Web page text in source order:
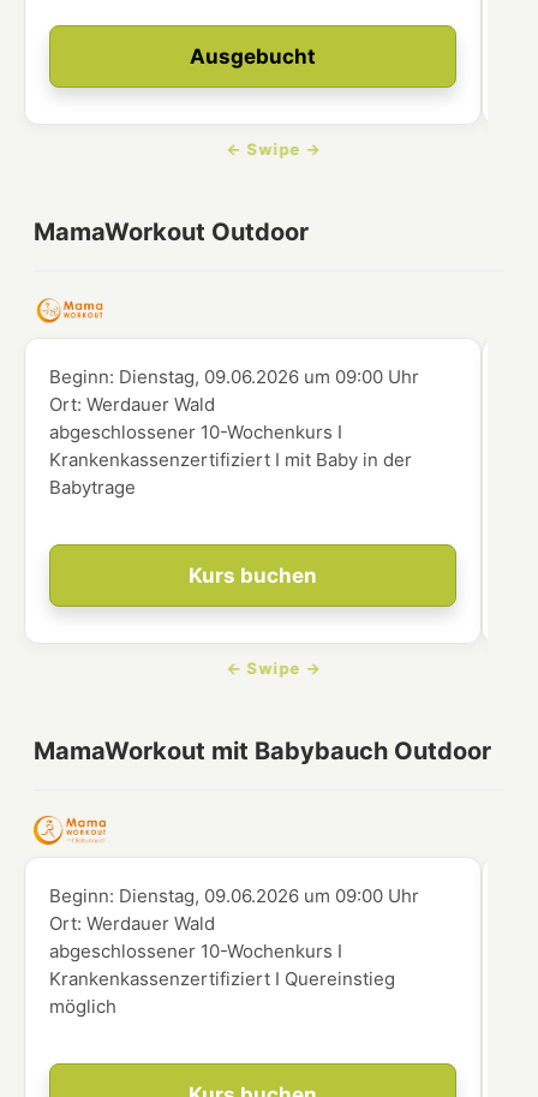
Ausgebucht
MamaWorkout Outdoor
Kurs buchen
Beginn: Dienstag, 09.06.2026 um 09:00 Uhr
Ort:Werdauer Wald
abgeschlossener 10-Wochenkurs I
Krankenkassenzertifiziert I mit Baby in der
Babytrage
MamaWorkout mit Babybauch Outdoor
Beginn: Dienstag, 09.06.2026 um 09:00 Uhr
Ort:Werdauer Wald
abgeschlossener 10-Wochenkurs I
Krankenkassenzertifiziert I Quereinstieg
möglich